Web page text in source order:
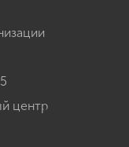
центр